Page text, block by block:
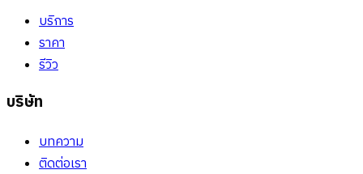
บริการ
ราคา
รีวิว
บริษัท
บทความ
ติดต่อเรา